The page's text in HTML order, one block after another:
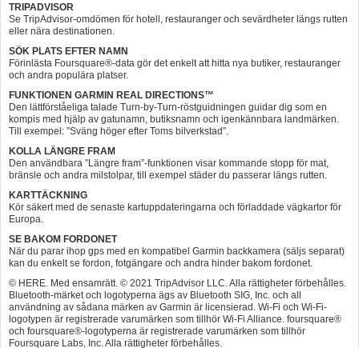
TRIPADVISOR
Se TripAdvisor-omdömen för hotell, restauranger och sevärdheter längs rutten
eller nära destinationen.
SÖK PLATS EFTER NAMN
Förinlästa Foursquare®-data gör det enkelt att hitta nya butiker, restauranger
och andra populära platser.
FUNKTIONEN GARMIN REAL DIRECTIONS™
Den lättförståeliga talade Turn-by-Turn-röstguidningen guidar dig som en
kompis med hjälp av gatunamn, butiksnamn och igenkännbara landmärken.
Till exempel: ”Sväng höger efter Toms bilverkstad”.
KOLLA LÄNGRE FRAM
Den användbara ”Längre fram”-funktionen visar kommande stopp för mat,
bränsle och andra milstolpar, till exempel städer du passerar längs rutten.
KARTTÄCKNING
Kör säkert med de senaste kartuppdateringarna och förladdade vägkartor för
Europa.
SE BAKOM FORDONET
När du parar ihop gps med en kompatibel Garmin backkamera (säljs separat)
kan du enkelt se fordon, fotgängare och andra hinder bakom fordonet.
© HERE. Med ensamrätt. © 2021 TripAdvisor LLC. Alla rättigheter förbehålles.
Bluetooth-märket och logotyperna ägs av Bluetooth SIG, Inc. och all
användning av sådana märken av Garmin är licensierad. Wi-Fi och Wi-Fi-
logotypen är registrerade varumärken som tillhör Wi-Fi Alliance. foursquare®
och foursquare®-logotyperna är registrerade varumärken som tillhör
Foursquare Labs, Inc. Alla rättigheter förbehålles.